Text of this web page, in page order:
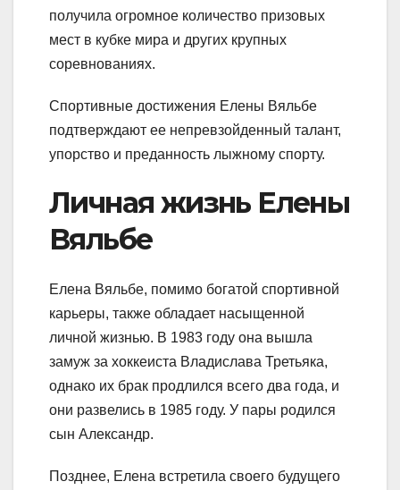
получила огромное количество призовых
мест в кубке мира и других крупных
соревнованиях.
Спортивные достижения Елены Вяльбе
подтверждают ее непревзойденный талант,
упорство и преданность лыжному спорту.
Личная жизнь Елены
Вяльбе
Елена Вяльбе, помимо богатой спортивной
карьеры, также обладает насыщенной
личной жизнью. В 1983 году она вышла
замуж за хоккеиста Владислава Третьяка,
однако их брак продлился всего два года, и
они развелись в 1985 году. У пары родился
сын Александр.
Позднее, Елена встретила своего будущего